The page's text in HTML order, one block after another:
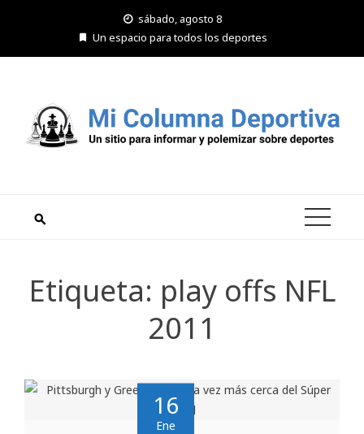
sábado, agosto 8
Un espacio para todos los deportes
Etiqueta: play offs NFL
2011
16
Ene